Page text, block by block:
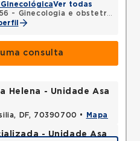
Ver todas
- Ginecologia e obstetrícia
consulta
Helena - Unidade Asa
DF, 70390700 • Mapa
- Unidade Asa